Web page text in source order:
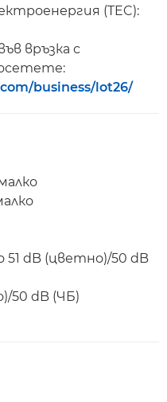
(TEC):
връзка с
business/lot26/
dB (цветно)/50 dB
50 dB (ЧБ)